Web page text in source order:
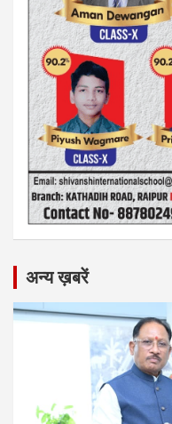
अन्य ख़बरें